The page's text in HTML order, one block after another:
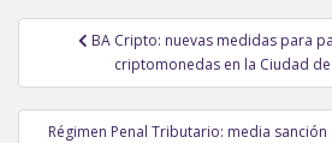
Navegación
entradas
BA Cripto: nuevas medidas para
criptomonedas en la Ciudad
Régimen Penal Tributario: media